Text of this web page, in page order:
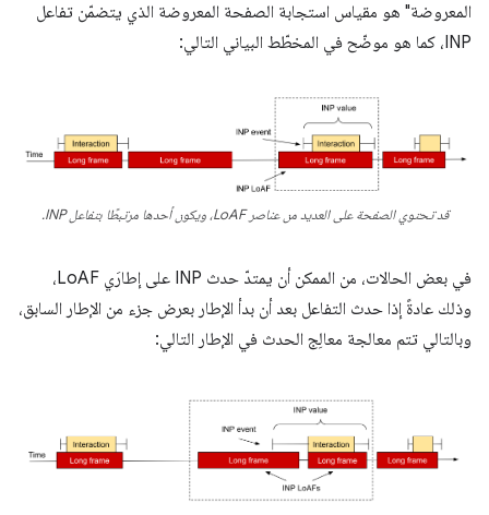
المعروضة" هو مقياس استجابة الصفحة المعروضة الذي يتضمّن تفاعل
INP، كما هو موضّح في المخطّط البياني التالي:
قد تحتوي الصفحة على العديد من عناصر LoAF، ويكون أحدها مرتبطًا بتفاعل INP.
في بعض الحالات، من الممكن أن يمتدّ حدث INP على إطارَي LoAF،
وذلك عادةً إذا حدث التفاعل بعد أن بدأ الإطار بعرض جزء من الإطار السابق،
وبالتالي تتم معالجة معالِج الحدث في الإطار التالي: